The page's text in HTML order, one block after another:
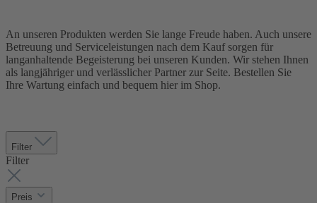
An unseren Produkten werden Sie lange Freude haben. Auch unsere
Betreuung und Serviceleistungen nach dem Kauf sorgen für
langanhaltende Begeisterung bei unseren Kunden. Wir stehen Ihnen
als langjähriger und verlässlicher Partner zur Seite. Bestellen Sie
Ihre Wartung einfach und bequem hier im Shop.
Filter
Filter
Preis